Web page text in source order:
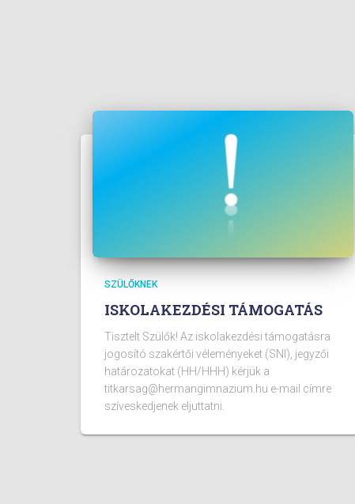
SZÜLŐKNEK
ISKOLAKEZDÉSI TÁMOGATÁS
Tisztelt Szülők! Az iskolakezdési támogatásra
jogosító szakértői véleményeket (SNI), jegyzői
határozatokat (HH/HHH) kérjük a
titkarsag@hermangimnazium.hu e-mail címre
szíveskedjenek eljuttatni.